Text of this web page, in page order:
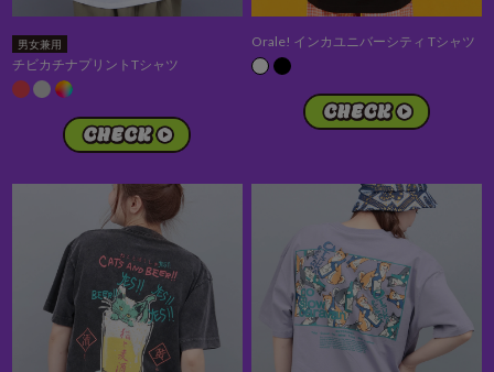
男女兼用
チビカチナプリントTシャツ
Orale! インカユニバーシティ Tシャツ